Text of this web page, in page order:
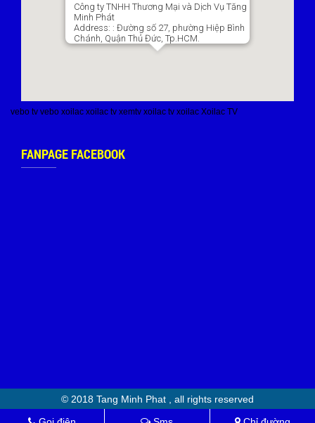
Công ty TNHH Thương Mại và Dịch Vụ Tăng
Minh Phát
Address: : Đường số 27, phường Hiệp Bình
Chánh, Quận Thủ Đức, Tp.HCM.
vebo tv vebo xoilac xoilac tv xemtv xoilac tv xoilac Xoilac TV
FANPAGE FACEBOOK
© 2018 Tang Minh Phat , all rights reserved